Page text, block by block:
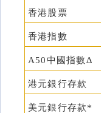
香港股票
香港指數
A50中國指數∆
港元銀行存款
美元銀行存款*